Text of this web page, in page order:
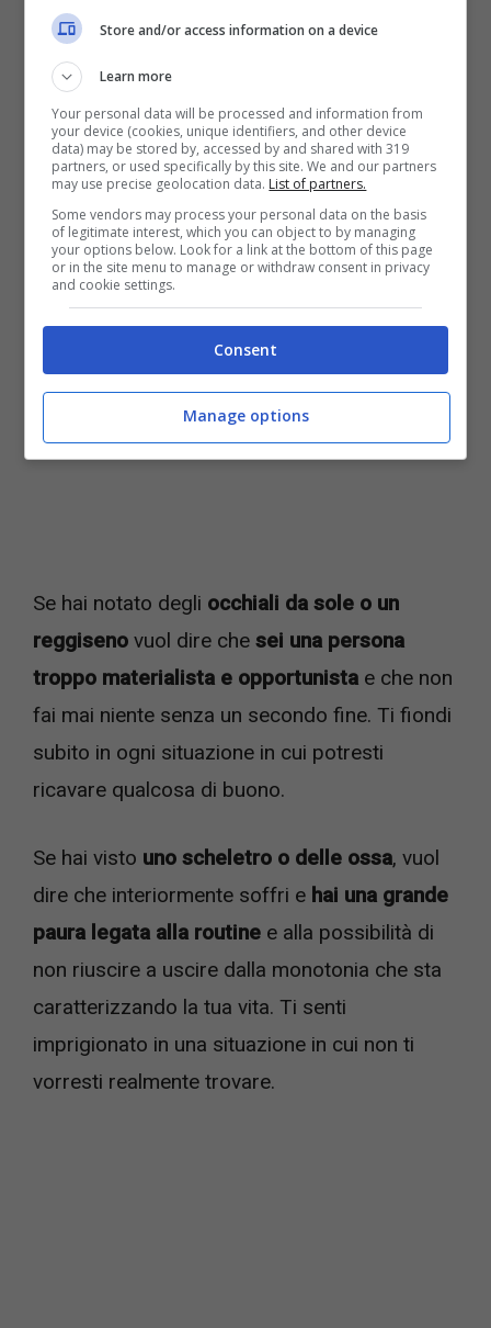
Il colibrì è un simbolo molto positivo – Nursenews.it
Se hai visto invece due colibrì che sbattono le
ali significa chenella tua vita non resti mai in
attesa che le cose accadano, ma le cerchi di
tua volontà e fai sì che le tue nuove
esperienze possano andare come desideri.
Se hai notato degli occhiali da sole o un
reggiseno vuol dire che sei una persona
troppo materialista e opportunista e che non
fai mai niente senza un secondo fine. Ti fiondi
subito in ogni situazione in cui potresti
ricavare qualcosa di buono.
Se hai visto uno scheletro o delle ossa, vuol
dire che interiormente soffri e hai una grande
paura legata alla routine e alla possibilità di
non riuscire a uscire dalla monotonia che sta
caratterizzando la tua vita. Ti senti
imprigionato in una situazione in cui non ti
vorresti realmente trovare.
Store and/or access information on a device
Learn more
Your personal data will be processed and information from
your device (cookies, unique identifiers, and other device
data) may be stored by, accessed by and shared with 319
partners, or used specifically by this site. We and our partners
may use precise geolocation data. List of partners.
Some vendors may process your personal data on the basis
of legitimate interest, which you can object to by managing
your options below. Look for a link at the bottom of this page
or in the site menu to manage or withdraw consent in privacy
and cookie settings.
Consent
Manage options